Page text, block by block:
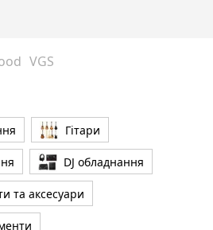
VGS
Гітари
DJ обладнання
та аксесуари